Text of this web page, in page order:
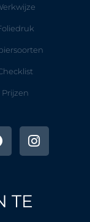
Prijzen
n
s
t
TE